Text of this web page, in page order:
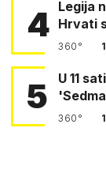
4 Legija
Hrvati
360°
5
U 11 sati bili su
360°